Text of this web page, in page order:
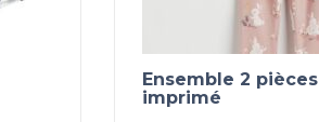
Ensemble 2 pièces
imprimé